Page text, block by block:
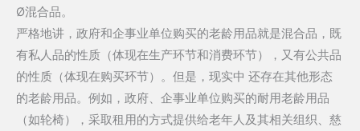
Ø混合品。
严格地讲，政府和企事业单位购买的老龄用品就是混合品，既
有私人品的性质（体现在生产环节和消费环节），又有公共品
的性质（体现在购买环节）。但是，现实中 还存在其他形态
的老龄用品。例如，政府、企事业单位购买的耐用老龄用品
（如轮椅），采取租用的方式提供给老年人及其相关组织、慈